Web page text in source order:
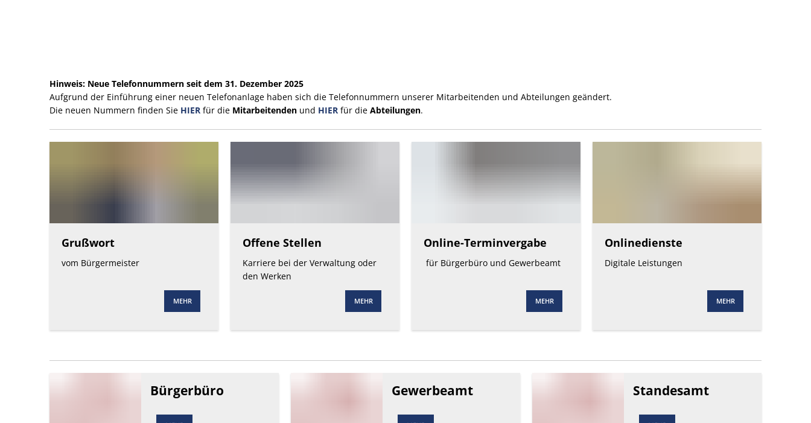
EN
TR
UK
WebauftrittHinweis: Neue Telefonnummern seit dem 31. Dezember 2025
Aufgrund der Einführung einer neuen Telefonanlage haben sich die Telefonnummern unserer Mitarbeitenden und Abteilungen geändert.
Die neuen Nummern finden Sie HIER für die Mitarbeitenden und HIER für die Abteilungen.
Grußwort
vom Bürgermeister
MEHR
Offene Stellen
Karriere bei der Verwaltung oder
den Werken
MEHR
Online-Terminvergabe
für Bürgerbüro und Gewerbeamt
MEHR
Onlinedienste
Digitale Leistungen
MEHR
Bürgerbüro Gewerbeamt Standesamt